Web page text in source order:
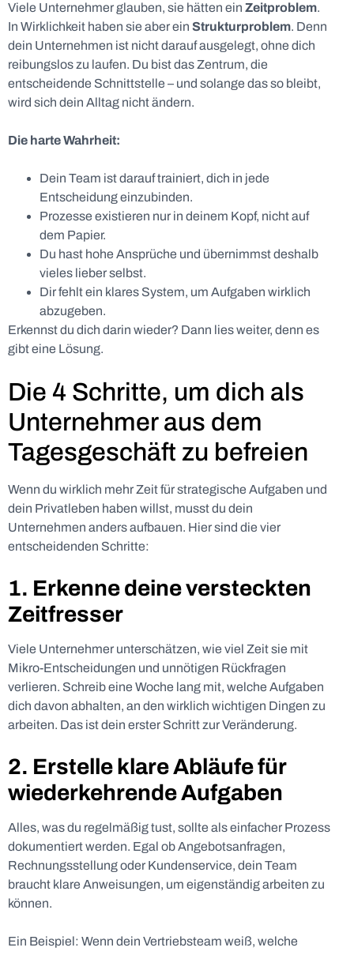
Viele Unternehmer glauben, sie hätten ein Zeitproblem.
In Wirklichkeit haben sie aber ein Strukturproblem. Denn
dein Unternehmen ist nicht darauf ausgelegt, ohne dich
reibungslos zu laufen. Du bist das Zentrum, die
entscheidende Schnittstelle – und solange das so bleibt,
wird sich dein Alltag nicht ändern.
Die harte Wahrheit:
Dein Team ist darauf trainiert, dich in jede
Entscheidung einzubinden.
Prozesse existieren nur in deinem Kopf, nicht auf
dem Papier.
Du hast hohe Ansprüche und übernimmst deshalb
vieles lieber selbst.
Dir fehlt ein klares System, um Aufgaben wirklich
abzugeben.
Erkennst du dich darin wieder? Dann lies weiter, denn es
gibt eine Lösung.
Die 4 Schritte, um dich als
Unternehmer aus dem
Tagesgeschäft zu befreien
Wenn du wirklich mehr Zeit für strategische Aufgaben und
dein Privatleben haben willst, musst du dein
Unternehmen anders aufbauen. Hier sind die vier
entscheidenden Schritte:
1. Erkenne deine versteckten
Zeitfresser
Viele Unternehmer unterschätzen, wie viel Zeit sie mit
Mikro-Entscheidungen und unnötigen Rückfragen
verlieren. Schreib eine Woche lang mit, welche Aufgaben
dich davon abhalten, an den wirklich wichtigen Dingen zu
arbeiten. Das ist dein erster Schritt zur Veränderung.
2. Erstelle klare Abläufe für
wiederkehrende Aufgaben
Alles, was du regelmäßig tust, sollte als einfacher Prozess
dokumentiert werden. Egal ob Angebotsanfragen,
Rechnungsstellung oder Kundenservice, dein Team
braucht klare Anweisungen, um eigenständig arbeiten zu
können.
Ein Beispiel: Wenn dein Vertriebsteam weiß, welche